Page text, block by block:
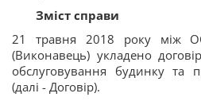
Зміст справи
21 травня 2018 року між
(Виконавець) укладено
обслуговування будинку та
(далі - Договір).